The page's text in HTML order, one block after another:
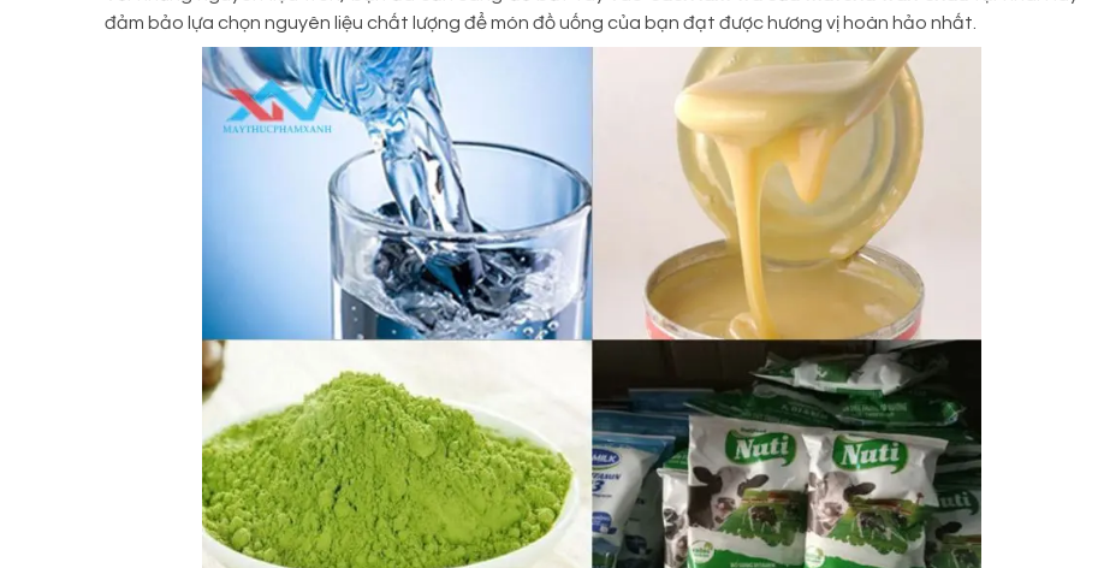
đảm bảo lựa chọn nguyên liệu chất lượng để món đồ uống của bạn đạt được hương vị hoàn hảo nhất.